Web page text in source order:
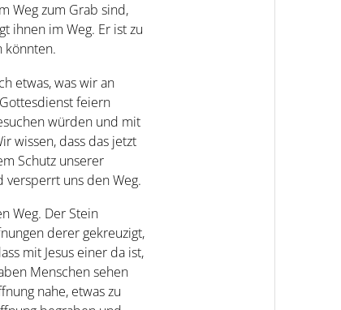
Weg zum Grab sind,
ihnen im Weg. Er ist zu
könnten.
etwas, was wir an
feiern
würden und mit
wissen, dass das jetzt
Schutz unserer
uns den Weg.
Weg. Der Stein
derer gekreuzigt,
mit Jesus einer da ist,
Menschen sehen
nahe, etwas zu